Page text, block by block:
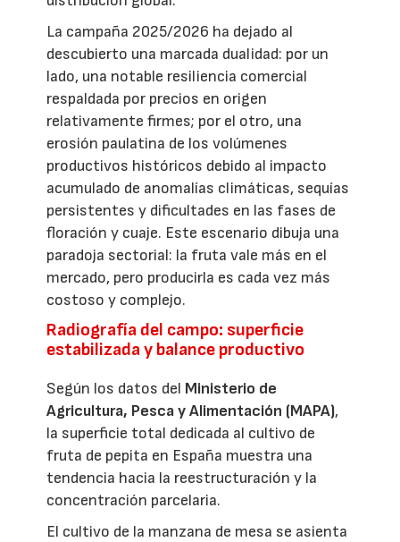
La campaña 2025/2026 ha dejado al
descubierto una marcada dualidad: por un
lado, una notable resiliencia comercial
respaldada por precios en origen
relativamente firmes; por el otro, una
erosión paulatina de los volúmenes
productivos históricos debido al impacto
acumulado de anomalías climáticas, sequías
persistentes y dificultades en las fases de
floración y cuaje. Este escenario dibuja una
paradoja sectorial: la fruta vale más en el
mercado, pero producirla es cada vez más
costoso y complejo.
Radiografía del campo: superficie
estabilizada y balance productivo
Según los datos del Ministerio de
Agricultura, Pesca y Alimentación (MAPA),
la superficie total dedicada al cultivo de
fruta de pepita en España muestra una
tendencia hacia la reestructuración y la
concentración parcelaria.
El cultivo de la manzana de mesa se asienta